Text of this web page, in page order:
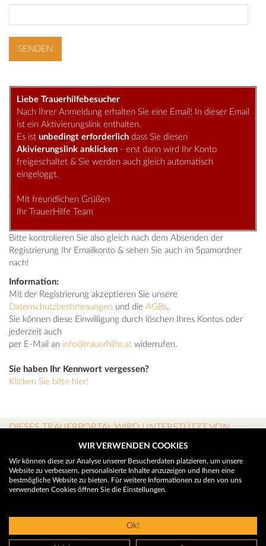
Liebe Trauerhilfebesucher
Nach Ihrer Anmeldung erhalten Sie eine Email! In dieser Email
ist ein Aktivierungslink enthalten.
Es ist unbedingt erforderlich dass Sie diesen
Akivierungslink anklicken - erst dann wird Ihr Konto
freigeschaltet & Sie werden auch gleich automatisch
eingeloggt.
Mit freundlichen Grüßen
Ihr TrauerHilfe Team
Bitte kontrolieren Sie also gleich nach dem Absenden der
Registrierung Ihr Emailkonto & sehen Sie auch im Spamordner
nach!
Information:
Mit der Registrierung akzeptieren Sie unsere
Datenschutzbestimmungen und die AGBs.
Sie können diese Einwilligung durch löschen Ihres Kontos oder
jederzeit auch
per E-Mail an info@trauerhilfe.at widerrufen.
Sie haben Ihr Kennwort vergessen?
Klicken Sie bitte hier!
DIESES TRAUERPORTAL WIRD UNTERSTÜTZT VON
WIR VERWENDEN COOKIES
Wir können diese zur Analyse unserer Besucherdaten platzieren, um unsere
Website zu verbessern, personalisierte Inhalte anzuzeigen und Ihnen eine
bestmögliche Website zu bieten. Für weitere Informationen zu den von uns
verwendeten Cookies öffnen Sie die Einstellungen.
Ok!